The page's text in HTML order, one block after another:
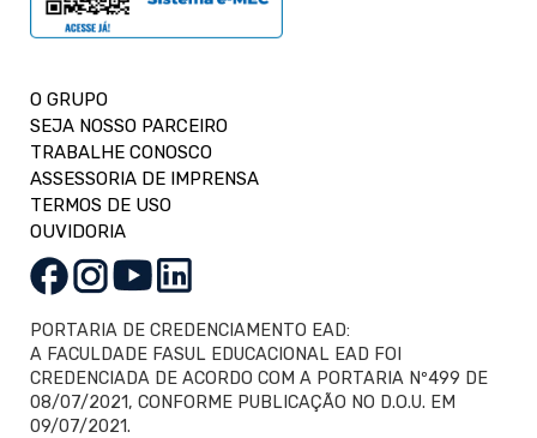
O GRUPO
SEJA NOSSO PARCEIRO
TRABALHE CONOSCO
ASSESSORIA DE IMPRENSA
TERMOS DE USO
OUVIDORIA
PORTARIA DE CREDENCIAMENTO EAD:
A FACULDADE FASUL EDUCACIONAL EAD FOI
CREDENCIADA DE ACORDO COM A PORTARIA Nº499 DE
08/07/2021, CONFORME PUBLICAÇÃO NO D.O.U. EM
09/07/2021.